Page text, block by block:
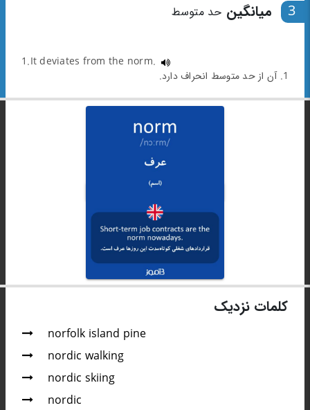
3 میانگین حد متوسط
1.It deviates from the norm.
1. آن از حد متوسط انحراف دارد.
کلمات نزدیک
norfolk island pine
nordic walking
nordic skiing
nordic